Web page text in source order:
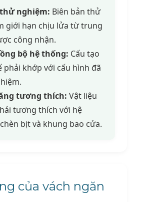
nghiệm: Biên bản thử
giới hạn chịu lửa từ trung
công nhận.
bộ hệ thống: Cấu tạo
phải khớp với cấu hình đã
tương thích: Vật liệu
tương thích với hệ
bịt và khung bao cửa.
của vách ngăn